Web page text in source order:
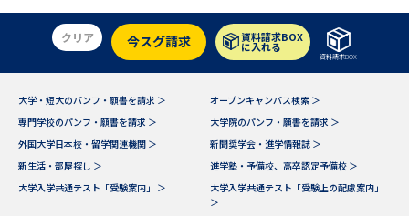
学問の教科書 夢ナビライブ
ユーザーサポート
Ｑ＆Ａ よくあるご質問 大学進学IDについて
資料の料金の
受付内容・発送状況の確認
クリア 今スグ請求 資料請求BOX
に入れる
資料請求BOX
大学・短大のパンフ・願書を請求 ＞
オープンキャンパス検索 ＞
専門学校のパンフ・願書を請求 ＞
大学院のパンフ・願書を請求 ＞
外国大学日本校・留学関連機関 ＞
新聞奨学会・進学情報誌 ＞
新生活・部屋探し ＞
進学塾・予備校、高卒認定予備校 ＞
大学入学共通テスト「受験案内」 ＞
大学入学共通テスト「受験上の配慮案内」
＞